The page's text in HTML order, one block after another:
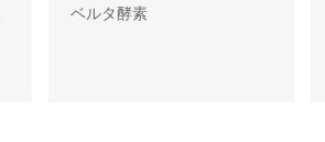
ベルタ酵素